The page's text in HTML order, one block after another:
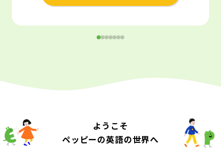
ようこそ
ペッピーの英語の世界へ